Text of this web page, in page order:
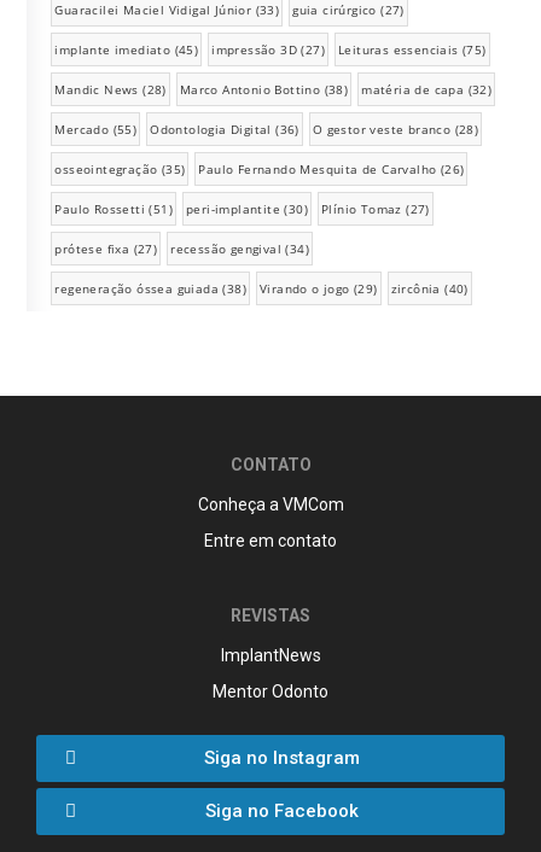
Guaracilei Maciel Vidigal Júnior (33) guia cirúrgico (27)
implante imediato (45) impressão 3D (27) Leituras essenciais (75)
Mandic News (28) Marco Antonio Bottino (38) matéria de capa (32)
Mercado (55) Odontologia Digital (36) O gestor veste branco (28)
osseointegração (35) Paulo Fernando Mesquita de Carvalho (26)
Paulo Rossetti (51) peri-implantite (30) Plínio Tomaz (27)
prótese fixa (27) recessão gengival (34)
regeneração óssea guiada (38) Virando o jogo (29) zircônia (40)
CONTATO
Conheça a VMCom
Entre em contato
REVISTAS
ImplantNews
Mentor Odonto
Siga no Instagram
Siga no Facebook